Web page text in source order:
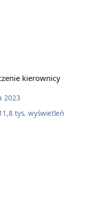
kierownicy
2023
tys. wyświetleń